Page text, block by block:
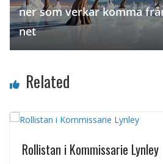
ner som verkar komma
net
Related
Rollistan i Kommissarie Lynley